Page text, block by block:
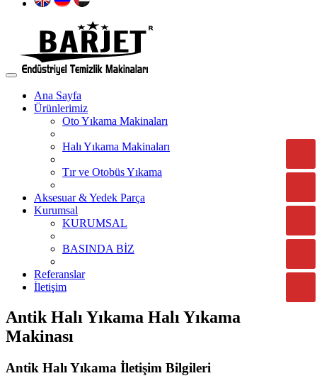
Ana Sayfa
Ürünlerimiz
Oto Yıkama Makinaları
Halı Yıkama Makinaları
Tır ve Otobüs Yıkama
Aksesuar & Yedek Parça
Kurumsal
KURUMSAL
BASINDA BİZ
Referanslar
İletişim
Antik Halı Yıkama Halı Yıkama
Makinası
Antik Halı Yıkama İletişim Bilgileri